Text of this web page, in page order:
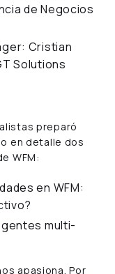
de Negocios
Cristian
Solutions
preparó
en detalle dos
WFM:
en WFM:
multi-
apasiona. Por